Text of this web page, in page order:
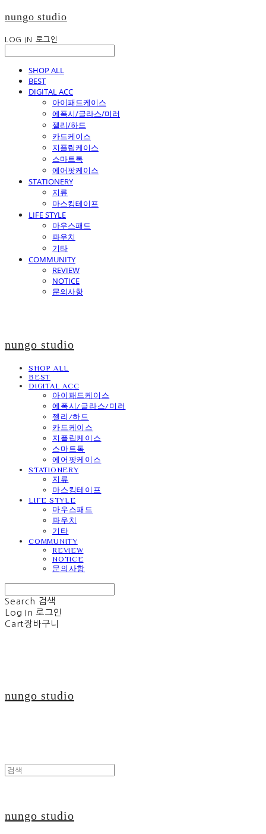
nungo studio
LOG IN 로그인
SHOP ALL
BEST
DIGITAL ACC
아이패드케이스
에폭시/글라스/미러
젤리/하드
카드케이스
지플립케이스
스마트톡
에어팟케이스
STATIONERY
지류
마스킹테이프
LIFE STYLE
마우스패드
파우치
기타
COMMUNITY
REVIEW
NOTICE
문의사항
nungo studio
SHOP ALL
BEST
DIGITAL ACC
아이패드케이스
에폭시/글라스/미러
젤리/하드
카드케이스
지플립케이스
스마트톡
에어팟케이스
STATIONERY
지류
마스킹테이프
LIFE STYLE
마우스패드
파우치
기타
COMMUNITY
REVIEW
NOTICE
문의사항
Search 검색
Log In 로그인
Cart장바구니
nungo studio
nungo studio